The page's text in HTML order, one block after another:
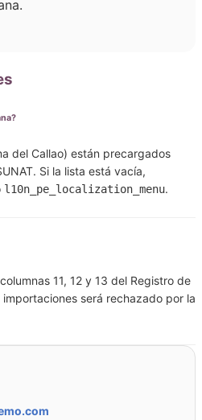
del Callao) están precargados
Si la lista está vacía,
l10n_pe_localization_menu.
11, 12 y 13 del Registro de
importaciones será rechazado por la